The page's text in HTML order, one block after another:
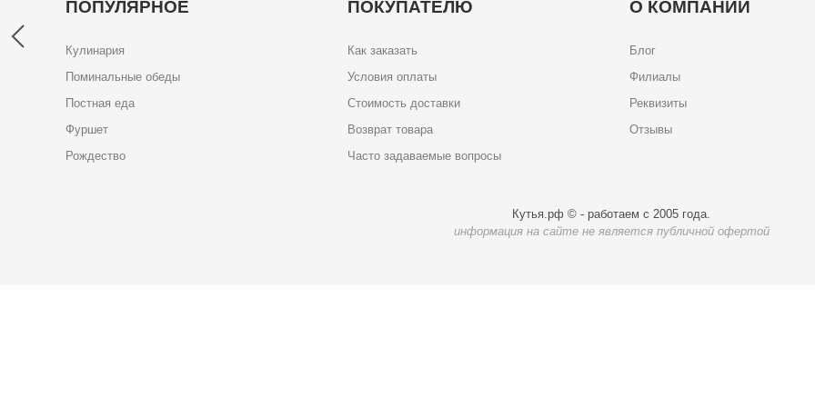
ПОПУЛЯРНОЕ
Кулинария
Поминальные обеды
Постная еда
Фуршет
Рождество
ПОКУПАТЕЛЮ
Как заказать
Условия оплаты
Стоимость доставки
Возврат товара
Часто задаваемые вопросы
О КОМПАНИИ
Блог
Филиалы
Реквизиты
Отзывы
Кутья.рф © - работаем с 2005 года.
информация на сайте не является публичной офертой